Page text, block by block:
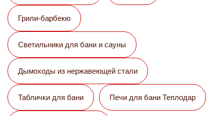
Грили-барбекю
Светильники для бани и сауны
Дымоходы из нержавеющей стали
Таблички для бани Печи для бани Теплодар